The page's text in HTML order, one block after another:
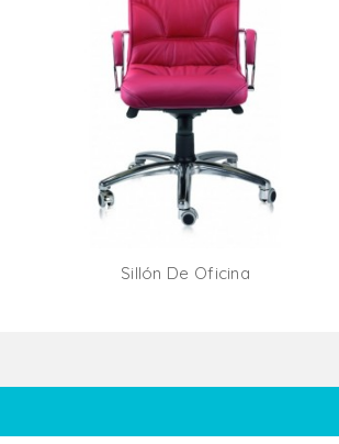
Sillón De Oficina